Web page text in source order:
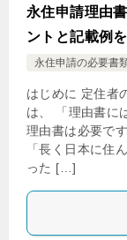
永住申請理由
ントと記載例
永住申請の必要書
はじめに 定住者
は、 「理由書に
理由書は必要で
「長く日本に住
った […]